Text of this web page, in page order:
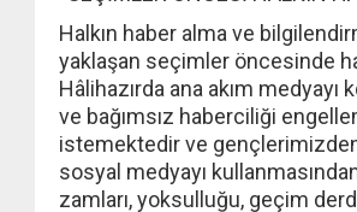
Halkın haber alma ve
yaklaşan seçimler öncesinde
Hâlihazırda ana akım
ve bağımsız haberciliği
istemektedir ve
sosyal medyayı
zamları, yoksulluğu, geçim